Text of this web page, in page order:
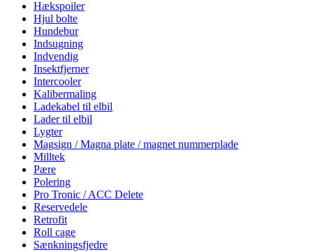
Hækspoiler
Hjul bolte
Hundebur
Indsugning
Indvendig
Insektfjerner
Intercooler
Kalibermaling
Ladekabel til elbil
Lader til elbil
Lygter
Magsign / Magna plate / magnet nummerplade
Milltek
Pære
Polering
Pro Tronic / ACC Delete
Reservedele
Retrofit
Roll cage
Sænkningsfjedre